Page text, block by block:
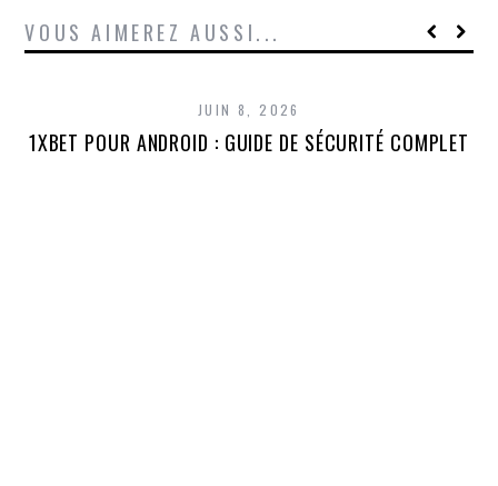
VOUS AIMEREZ AUSSI...
JUIN 8, 2026
1XBET POUR ANDROID : GUIDE DE SÉCURITÉ COMPLET